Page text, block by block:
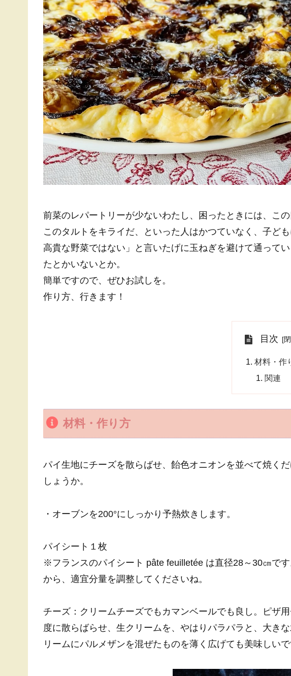
前菜のレパートリーが少ないわたし、困ったときには、こ
このタルトをキライだ、といった人はかつていなく、子ど
高貴な野菜ではない」と言いたげに玉ねぎを避けて通って
たとかいないとか。
簡単ですので、ぜひお試しを。
作り方、行きます！
目次
材料・作
関連
材料・作り方
パイ生地にチーズを散らばせ、飴色オニオンを並べて焼く
しょうか。
・オーブンを200°にしっかり予熱炊きします。
パイシート１枚
※フランスのパイシート pâte feuilletée は直径28～30㎝で
から、適宜分量を調整してくださいね。
チーズ：クリームチーズでもカマンベールでも良し。ピザ
度に散らばらせ、生クリームを、やはりパラパラと、大き
リームにパルメザンを混ぜたものを薄く広げても美味しいで